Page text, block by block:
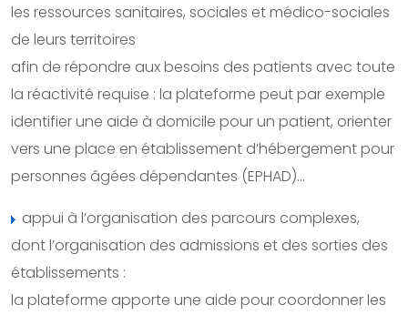
les ressources sanitaires, sociales et médico-sociales
de leurs territoires
afin de répondre aux besoins des patients avec toute
la réactivité requise : la plateforme peut par exemple
identifier une aide à domicile pour un patient, orienter
vers une place en établissement d’hébergement pour
personnes âgées dépendantes (EPHAD)…
appui à l’organisation des parcours complexes,
dont l’organisation des admissions et des sorties des
établissements :
la plateforme apporte une aide pour coordonner les